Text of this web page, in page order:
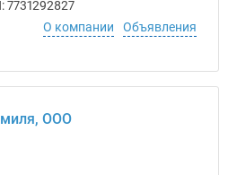
О компании
Объявления
ООО